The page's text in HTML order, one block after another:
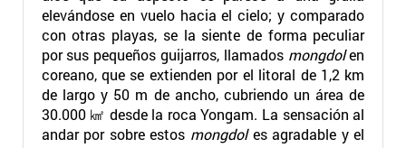
elevándose en vuelo hacia el cielo; y comparado
con otras playas, se la siente de forma peculiar
por sus pequeños guijarros, llamados mongdolen
coreano, que se extienden por el litoral de 1,2 km
de largo y 50 m de ancho, cubriendo un área de
30.000 ㎢ desde la roca Yongam. La sensación al
andar por sobre estos mongdoles agradable y el